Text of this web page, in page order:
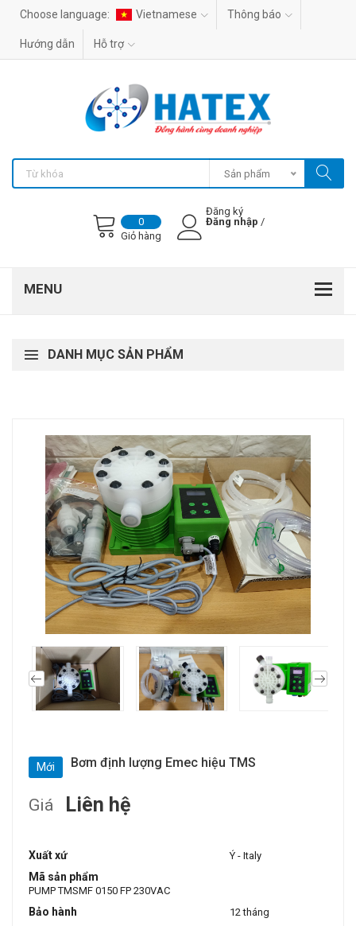
Choose language: Vietnamese Thông báo
Hướng dẫn Hỗ trợ
Sản phẩm
0
Giỏ hàng
Đăng ký
Đăng nhập /
DANH MỤC SẢN PHẨM
Mới Bơm định lượng Emec hiệu TMS
Giá Liên hệ
Xuất xứ Ý - Italy
Mã sản phẩm
PUMP TMSMF 0150 FP 230VAC
Bảo hành 12 tháng